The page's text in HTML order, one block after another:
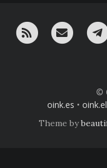
RSS
©
oink.es •
Theme by